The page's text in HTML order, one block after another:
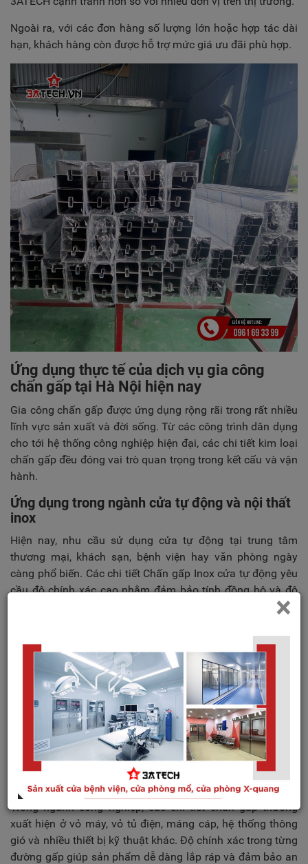
Ngoài ra, với các đơn hàng số lượng lớn hoặc hợp tác dài
hạn, khách hàng còn được hỗ trợ mức giá ưu đãi phù hợp.
Ứng dụng thực tế của dịch vụ gia công
chấn gấp tại Hà Nội hiện nay
Gia công chấn gấp được ứng dụng rộng rãi trong rất nhiều
lĩnh vực sản xuất và đời sống. Từ các công trình dân dụng
cho tới hệ thống công nghiệp hiện đại, các chi tiết kim loại
chấn gấp đều đóng vai trò quan trọng trong kết cấu và vận
hành.
Ứng dụng trong ngành cửa tự động và nội thất
inox
Hiện nay, nhu cầu sử dụng cửa tự động tại trung tâm
thương mại, khách sạn, bệnh viện hay văn phòng ngày
càng phổ biến. Các chi tiết Chấn gấp Inox cửa tự động yêu
cầu độ chính xác cao nhằm đảm bảo tính đồng bộ và độ
Ngoài lĩnh vực cửa tự động, các sản phẩm nội thất inox
như kệ, tủ, quầy bar hay thiết bị bếp công nghiệp cũng cần
gia công chấn gấp để tạo hình thẩm mỹ và tăng độ cứng
cho kết cấu.
Với kinh nghiệm thực hiện nhiều dự án thực tế, 3ATECH có
khả năng đáp ứng tốt những yêu cầu kỹ thuật khắt khe
trong lĩnh vực này.
Ứng dụng trong sản xuất công nghiệp và thiết
bị điện
Trong ngành công nghiệp, các chi tiết chấn gấp thường
xuất hiện ở vỏ máy, vỏ tủ điện, máng cáp, hệ thống thông
gió và nhiều thiết bị kỹ thuật khác. Độ chính xác trong từng
đường gấp giúp sản phẩm dễ dàng lắp ráp và đảm bảo an
×